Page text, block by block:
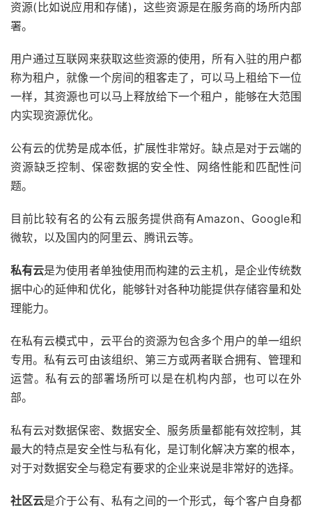
资源(比如说应用和存储)，这些资源是在服务商的场所内部
署。
用户通过互联网来获取这些资源的使用，所有入驻的用户都
称为租户，就像一个房间的租客走了，可以马上租给下一位
一样，其资源也可以马上释放给下一个租户，能够在大范围
内实现资源优化。
公有云的优势是成本低，扩展性非常好。缺点是对于云端的
资源缺乏控制、保密数据的安全性、网络性能和匹配性问
题。
目前比较有名的公有云服务提供商有Amazon、Google和
微软，以及国内的阿里云、腾讯云等。
私有云是为使用者单独使用而构建的云主机，是企业传统数
据中心的延伸和优化，能够针对各种功能提供存储容量和处
理能力。
在私有云模式中，云平台的资源为包含多个用户的单一组织
专用。私有云可由该组织、第三方或两者联合拥有、管理和
运营。私有云的部署场所可以是在机构内部，也可以在外
部。
私有云对数据保密、数据安全、服务质量都能有效控制，其
最大的特点是安全性与私有化，是订制化解决方案的根本，
对于对数据安全与稳定有要求的企业来说是非常好的选择。
社区云是介于公有、私有之间的一个形式，每个客户自身都